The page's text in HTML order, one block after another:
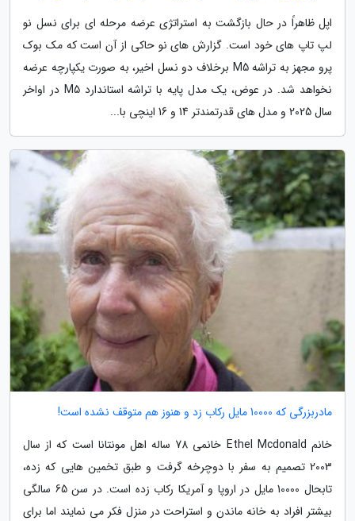
اپل ظاهراً در حال بازگشت به استراتژی عرضه مرحله ای برای نسل نو
لپ تاپ های خود است. گزارش های نو حاکی از آن است که مک بوک
پرو مجهز به تراشه M5 برخلاف دو نسل اخیر، به صورت یکپارچه عرضه
نخواهد شد. در عوض، یک مدل پایه با تراشه استاندارد M5 در اواخر
سال 2025 و مدل های قدرتمندتر 14 و 16 اینچی با...
مادربزرگی که 10000 مایل رکاب زد و هنوز هم متوقف نشده است!
خانم Ethel Mcdonald خانمی 78 ساله اهل مونتانا است که از سال
2003 تصمیم به سفر با دوچرخه گرفت و طبق تخمین هایی که زده،
تابحال 10000 مایل در اروپا و آمریکا رکاب زده است. در سن 65 سالگی
بیشتر افراد به خانه ماندن و استراحت در منزل فکر می نمایند اما برای